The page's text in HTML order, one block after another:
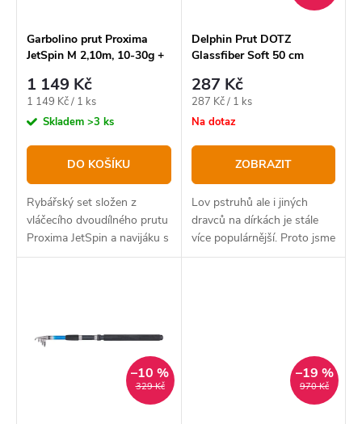
o
d
u
k
t
ů
r
o
d
u
k
t
ů
Garbolino prut Proxima
JetSpin M 2,10m, 10-30g +
1 149 Kč
Měrná
cena:
1 149 Kč / 1 ks
Skladem >3 ks
DO KOŠÍKU
Rybářský set složen z
vláčecího dvoudílného prutu
Proxima JetSpin a navijáku s
přední brzdou Strike
Delphin Prut DOTZ
Glassfiber Soft 50 cm
287 Kč
Měrná
cena:
287 Kč / 1 ks
Na dotaz
ZOBRAZIT
Lov pstruhů ale i jiných
dravců na dírkách je stále
více populárnější. Proto jsme
se rozhodli přidat do
329 Kč
–10 %
970 Kč
–19 %